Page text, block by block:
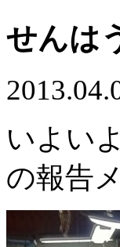
せんは
いよい
の報告